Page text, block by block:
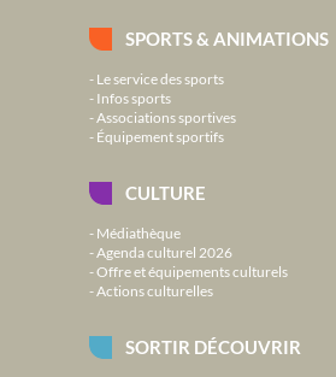
SPORTS & ANIMATIONS
Le service des sports
Infos sports
Associations sportives
Équipement sportifs
CULTURE
Médiathèque
Agenda culturel 2026
Offre et équipements culturels
Actions culturelles
SORTIR DÉCOUVRIR